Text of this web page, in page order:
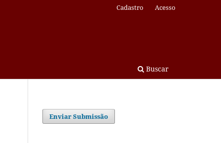
Buscar
Cadastro Acesso
Enviar Submissão